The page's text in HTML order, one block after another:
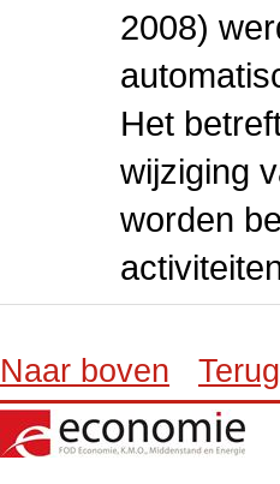
2008)
Het
wijziging
worden
Naar boven Terug